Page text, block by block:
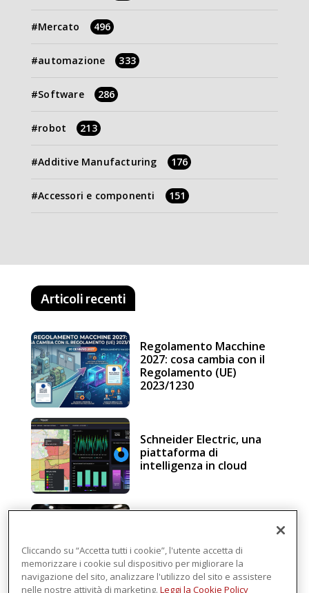
Mercato 496
automazione 333
Software 286
robot 213
Additive Manufacturing 176
Accessori e componenti 151
Articoli recenti
Regolamento Macchine
2027: cosa cambia con il
Regolamento (UE)
2023/1230
Schneider Electric, una
piattaforma di
intelligenza in cloud
Regolamento macchine
Cliccando su “Accetta tutti i cookie”, l'utente accetta di
memorizzare i cookie sul dispositivo per migliorare la
navigazione del sito, analizzare l'utilizzo del sito e assistere
nelle nostre attività di marketing. Leggi la Cookie Policy